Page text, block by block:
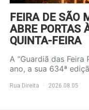
FEIRA DE SÃO
ABRE PORTAS
QUINTA-FEIRA
A “Guardiã das Feira
ano, a sua 634ª
Rua Direita 2026.08.05